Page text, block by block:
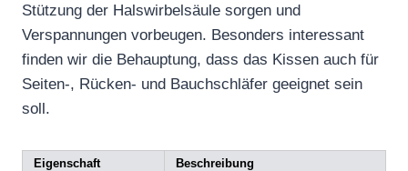
Stützung der Halswirbelsäule sorgen und
Verspannungen vorbeugen. Besonders interessant
finden wir die Behauptung, dass das Kissen auch für
Seiten-, Rücken- und Bauchschläfer geeignet sein
soll.
Eigenschaft Beschreibung